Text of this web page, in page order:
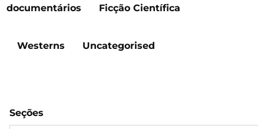
documentários Ficção Científica
Westerns Uncategorised
Seções